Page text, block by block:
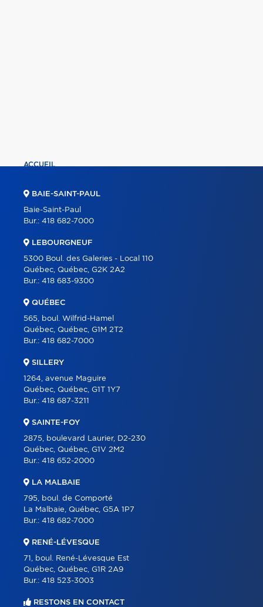
ACCUEIL
À PROPOS
OUTILS
CARRIÈRE
BLOGUE
CONTACT
BAIE-SAINT-PAUL
Baie-Saint-Paul
Bur.: 418 682-7000
LEBOURGNEUF
5300 Boul. des Galeries - Local 110
Québec, Québec, G2K 2A2
Bur.: 418 683-9300
QUÉBEC
565, boul. Wilfrid-Hamel
Québec, Québec, G1M 2T2
Bur.: 418 682-7000
SILLERY
1264, avenue Maguire
Québec, Québec, G1T 1Y7
Bur.: 418 687-3211
SAINTE-FOY
2875, boulevard Laurier, D2-230
Québec, Québec, G1V 2M2
Bur.: 418 652-2000
LA MALBAIE
795, boul. de Comporté
La Malbaie, Québec, G5A 1P7
Bur.: 418 682-7000
RENÉ-LÉVESQUE
71, boul. René-Lévesque Est
Québec, Québec, G1R 2A9
Bur.: 418 523-3003
RESTONS EN CONTACT